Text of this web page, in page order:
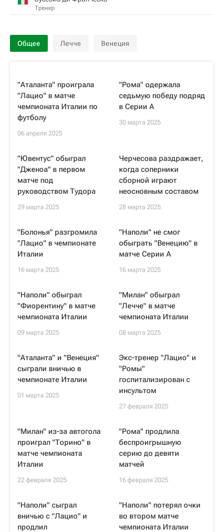
Тренер
Общее Лечче Венеция
"Аталанта" проиграла
"Лацио" в матче
чемпионата Италии по
футболу
06 апреля 2025
"Рома" одержала
седьмую победу подряд
в Серии А
30 марта 2025
"Ювентус" обыграл
"Дженоа" в первом
матче под
руководством Тудора
29 марта 2025
Черчесова раздражает,
когда соперники
сборной играют
неосновным составом
28 марта 2025
"Болонья" разгромила
"Лацио" в чемпионате
Италии
16 марта 2025
"Наполи" не смог
обыграть "Венецию" в
матче Серии А
16 марта 2025
"Наполи" обыграл
"Фиорентину" в матче
чемпионата Италии
09 марта 2025
"Милан" обыграл
"Лечче" в матче
чемпионата Италии
08 марта 2025
"Аталанта" и "Венеция"
сыграли вничью в
чемпионате Италии
01 марта 2025
Экс-тренер "Лацио" и
"Ромы"
госпитализирован с
инсультом
27 февраля 2025
"Милан" из-за автогола
проиграл "Торино" в
матче чемпионата
Италии
22 февраля 2025
"Рома" продлила
беспроигрышную
серию до девяти
матчей
16 февраля 2025
"Наполи" сыграл
вничью с "Лацио" и
продлил
"Наполи" потерял очки
во втором матче
чемпионата Италии